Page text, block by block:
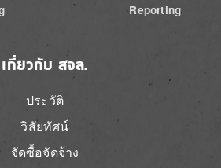
Reporting
เกี่ยวกับ สจล.
ประวัติ
วิสัยทัศน์
จัดซื้อจัดจ้าง